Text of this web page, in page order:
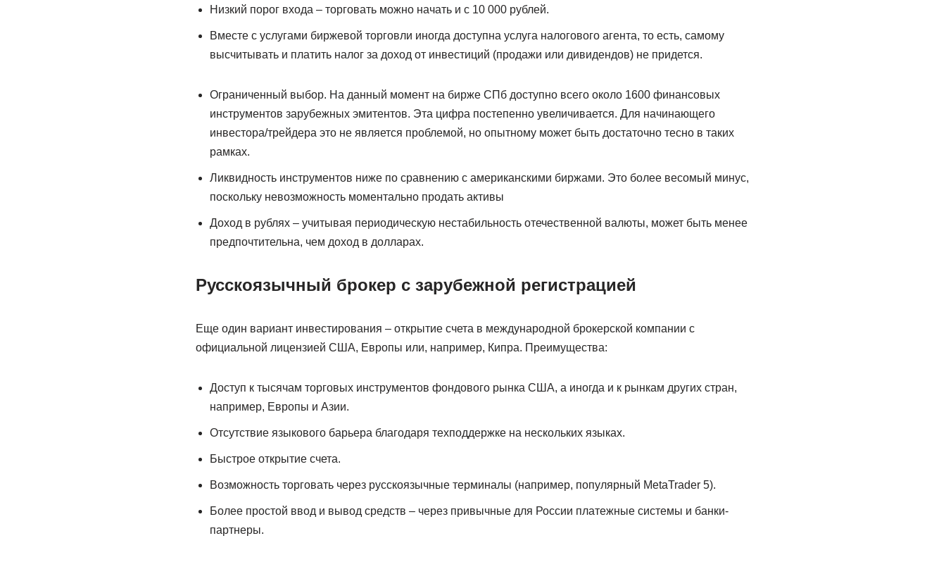
Низкий порог входа – торговать можно начать и с 10 000 рублей.
Вместе с услугами биржевой торговли иногда доступна услуга налогового агента, то есть, самому
высчитывать и платить налог за доход от инвестиций (продажи или дивидендов) не придется.
Ограниченный выбор. На данный момент на бирже СПб доступно всего около 1600 финансовых
инструментов зарубежных эмитентов. Эта цифра постепенно увеличивается. Для начинающего
инвестора/трейдера это не является проблемой, но опытному может быть достаточно тесно в таких
рамках.
Ликвидность инструментов ниже по сравнению с американскими биржами. Это более весомый минус,
поскольку невозможность моментально продать активы
Доход в рублях – учитывая периодическую нестабильность отечественной валюты, может быть менее
предпочтительна, чем доход в долларах.
Русскоязычный брокер с зарубежной регистрацией
Еще один вариант инвестирования – открытие счета в международной брокерской компании с
официальной лицензией США, Европы или, например, Кипра. Преимущества:
Доступ к тысячам торговых инструментов фондового рынка США, а иногда и к рынкам других стран,
например, Европы и Азии.
Отсутствие языкового барьера благодаря техподдержке на нескольких языках.
Быстрое открытие счета.
Возможность торговать через русскоязычные терминалы (например, популярный MetaTrader 5).
Более простой ввод и вывод средств – через привычные для России платежные системы и банки-
партнеры.